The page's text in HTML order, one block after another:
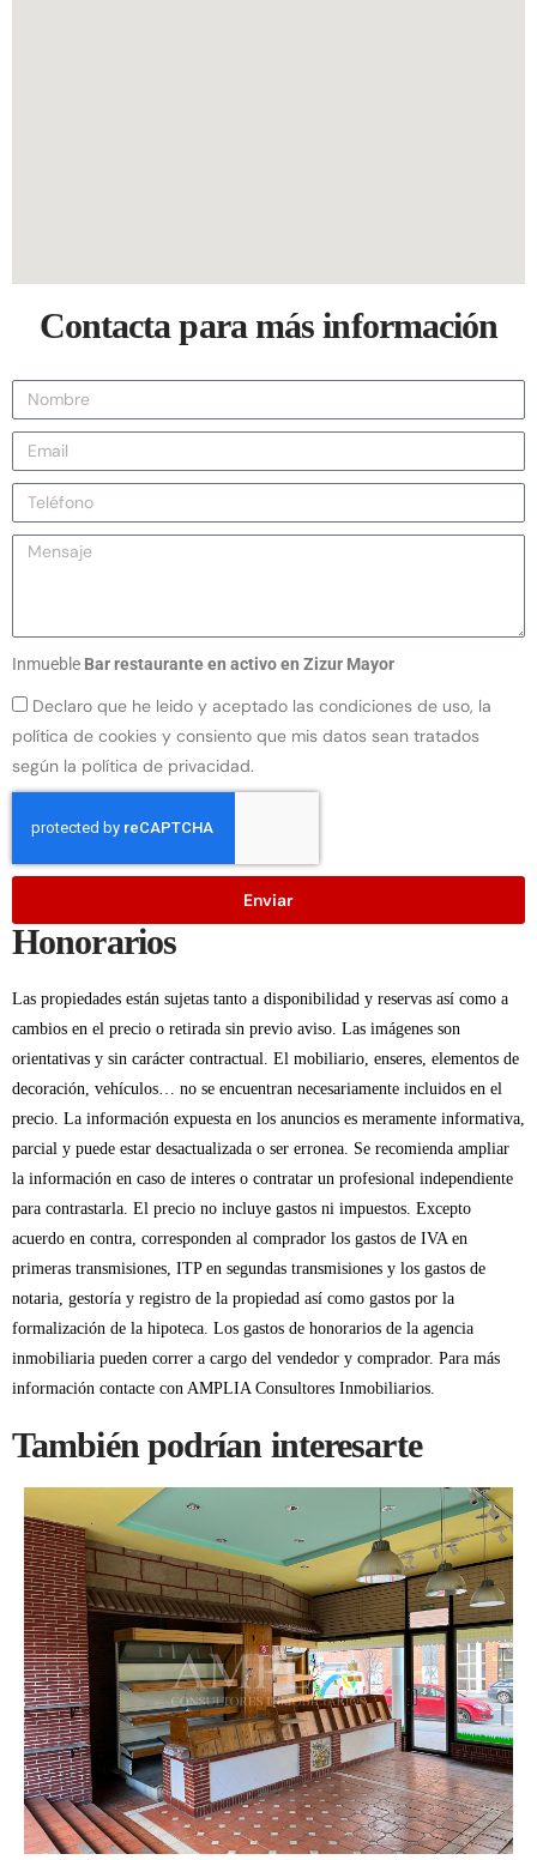
Contacta para más información
Inmueble Bar restaurante en activo en Zizur Mayor
Declaro que he leido y aceptado las condiciones de uso, la
política de cookies y consiento que mis datos sean tratados
según la política de privacidad.
Enviar
Honorarios
Las propiedades están sujetas tanto a disponibilidad y reservas así como a
cambios en el precio o retirada sin previo aviso. Las imágenes son
orientativas y sin carácter contractual. El mobiliario, enseres, elementos de
decoración, vehículos… no se encuentran necesariamente incluidos en el
precio. La información expuesta en los anuncios es meramente informativa,
parcial y puede estar desactualizada o ser erronea. Se recomienda ampliar
la información en caso de interes o contratar un profesional independiente
para contrastarla. El precio no incluye gastos ni impuestos. Excepto
acuerdo en contra, corresponden al comprador los gastos de IVA en
primeras transmisiones, ITP en segundas transmisiones y los gastos de
notaria, gestoría y registro de la propiedad así como gastos por la
formalización de la hipoteca. Los gastos de honorarios de la agencia
inmobiliaria pueden correr a cargo del vendedor y comprador. Para más
información contacte con AMPLIA Consultores Inmobiliarios.
También podrían interesarte